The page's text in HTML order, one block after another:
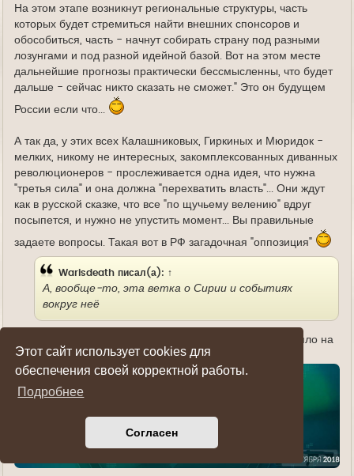
Этот сайт использует cookies для
обеспечения своей корректной работы.
Подробнее
Согласен
На этом этапе возникнут региональные структуры, часть
которых будет стремиться найти внешних спонсоров и
обособиться, часть - начнут собирать страну под разными
лозунгами и под разной идейной базой. Вот на этом месте
дальнейшие прогнозы практически бессмысленны, что будет
дальше - сейчас никто сказать не сможет." Это он будущем
России если что...
А так да, у этих всех Калашниковых, Гиркиных и Мюридок -
мелких, никому не интересных, закомплексованных диванных
революционеров - прослеживается одна идея, что нужна
"третья сила" и она должна "перехватить власть"... Они ждут
как в русской сказке, что все "по щучьему велению" вдруг
посыпется, и нужно не упустить момент... Вы правильные
задаете вопросы. Такая вот в РФ загадочная "оппозиция"
Warisdeath писал(а): ↑
А, вообще-то, эта ветка о Сирии и событиях
вокруг неё
уже упоминался теракт в Иране. Якобы ИГИЛ взяло на
себя ответственность: